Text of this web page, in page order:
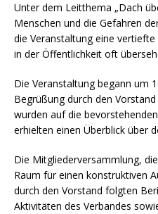
Unter dem Leitthema „Dach
Menschen und die Gefahren
die Veranstaltung eine
in der Öffentlichkeit oft
Die Veranstaltung begann um
Begrüßung durch den
wurden auf die
erhielten einen Überblick über
Die Mitgliederversammlung,
Raum für einen konstruktiven
durch den Vorstand folgten
Aktivitäten des Verbandes